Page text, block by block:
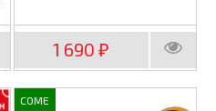
1 690₽
COME